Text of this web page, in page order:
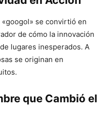
se convirtió en
de cómo la innovación
lugares inesperados. A
se originan en
que Cambió el